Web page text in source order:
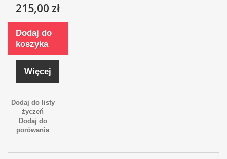
215,00 zł
Dodaj do
koszyka
Więcej
Dodaj do listy
życzeń
Dodaj do
porówania